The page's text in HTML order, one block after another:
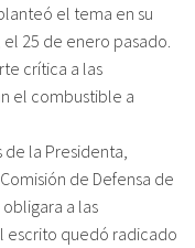
el tema en su
25 de enero pasado.
crítica a las
el combustible a
la Presidenta,
de Defensa de
a las
escrito quedó radicado